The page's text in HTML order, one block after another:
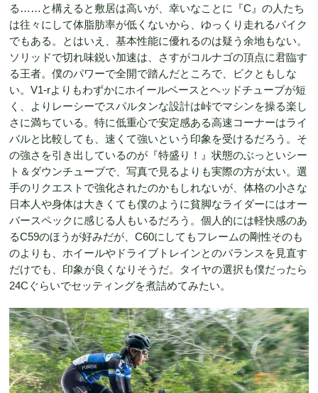
る……と構えると敷居は高いが、幸いなことに『C』の人たち
は往々にして体脂肪率が低くないから、ゆっくり走れるバイク
でもある。とはいえ、基本性能に優れるのは疑う余地もない。
ソリッドで切れ味鋭い加速は、さすがコルナゴの頂点に君臨す
る王者。僕のパワーで全開で踏んだところで、ビクともしな
い。V1-rよりもわずかにホイールベースとヘッドチューブが短
く、よりレーシーでスパルタンな設計は峠でマシンを操る楽し
さに満ちている。特に低重心で安定感ある高速コーナーはライ
バルと比較しても、速くて強いという印象を受けるだろう。そ
の強さを引き出しているのが『特盛り！』状態のぶっといシー
ト＆ダウンチューブで、写真で見るよりも実際の方が太い。選
手のリクエストで強化されたのかもしれないが、体格の小さな
日本人や身体は大きくても僕のように貧脚なライダーにはオー
バースペックに感じる人もいるだろう。個人的には軽快感のあ
るC59のほうが好みだが、C60にしてもフレームの剛性そのも
のよりも、ホイールやドライブトレインとのバランスを見直す
だけでも、印象が良くなりそうだ。タイヤの選択も僕だったら
24Cぐらいでセッティングを煮詰めてみたい。